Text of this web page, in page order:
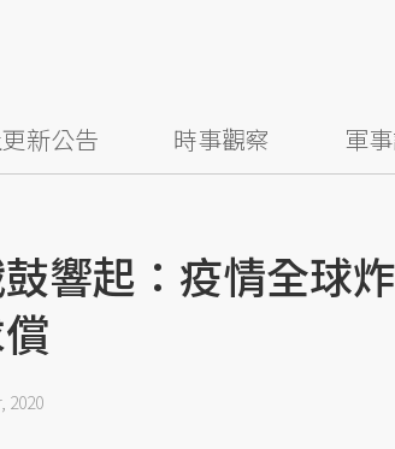
新公告 時事觀察 軍
響起：疫情全球
2020